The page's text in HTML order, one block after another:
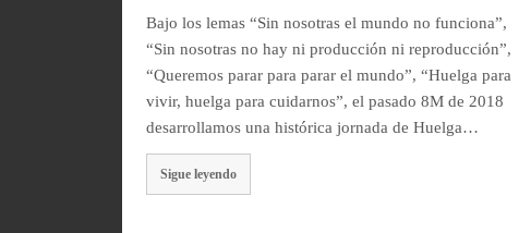
Bajo los lemas “Sin nosotras el mundo no funciona”,
“Sin nosotras no hay ni producción ni reproducción”,
“Queremos parar para parar el mundo”, “Huelga para
vivir, huelga para cuidarnos”, el pasado 8M de 2018
desarrollamos una histórica jornada de Huelga…
Sigue leyendo